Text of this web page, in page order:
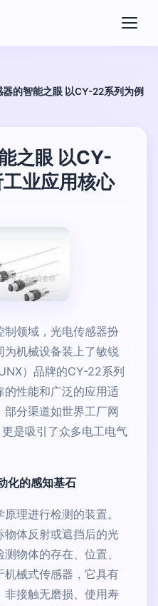
器的智能之眼 以CY-22系列为例
之眼 以CY-
业应用核心
领域，光电传感器扮
为机械设备装上了敏锐
）品牌的CY-22系列
的性能和广泛的应用适
分渠道如世界工厂网
是吸引了众多电工电气
化的感知基石
理进行检测的装置。
物体反射或遮挡后的光
物体的存在、位置、
机械式传感器，它具有
非接触无磨损、使用寿